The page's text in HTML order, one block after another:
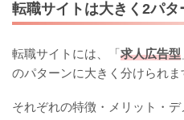
転職サイトは大きく2パタ
転職サイトには、「求人広告型
のパターンに大きく分けられま
それぞれの特徴・メリット・